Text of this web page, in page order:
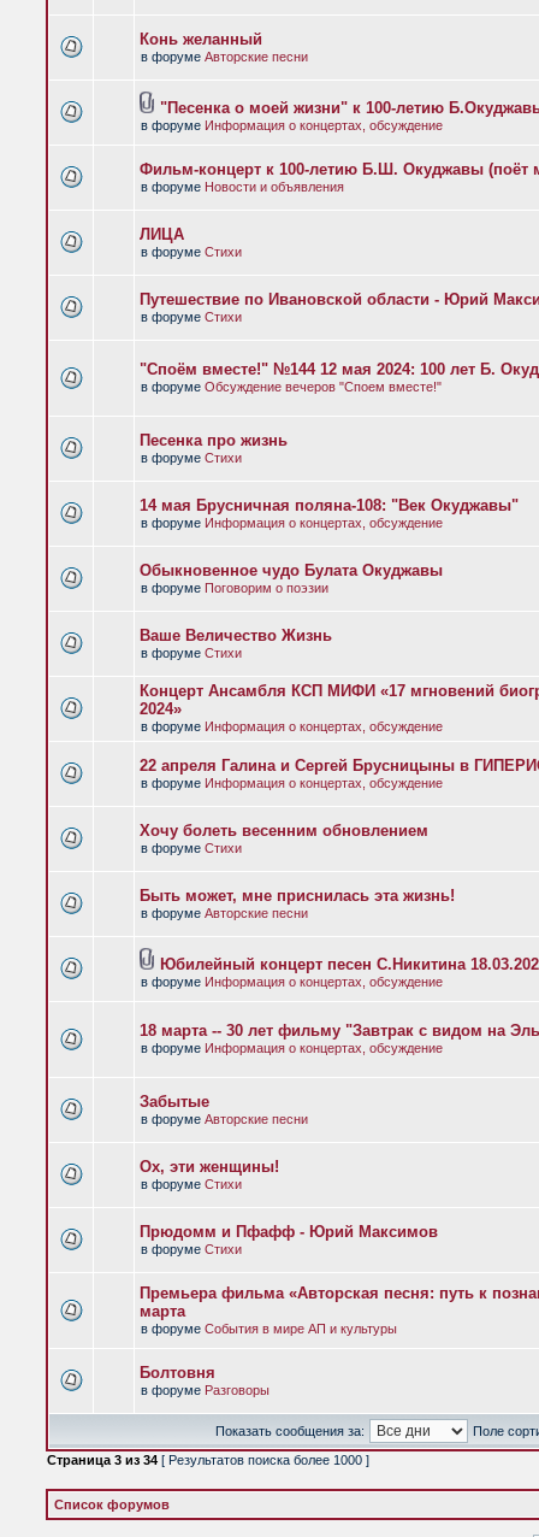
Конь желанный
в форуме Авторские песни
"Песенка о моей жизни" к 100-летию
в форуме Информация о концертах, обсуждение
Фильм-концерт к 100-летию Б.Ш. Окуджавы (поёт
в форуме Новости и объявления
ЛИЦА
в форуме Стихи
Путешествие по Ивановской области - Юрий
в форуме Стихи
"Споём вместе!" №144 12 мая 2024: 100 лет Б.
в форуме Обсуждение вечеров "Споем вместе!"
Песенка про жизнь
в форуме Стихи
14 мая Брусничная поляна-108: "Век Окуджавы"
в форуме Информация о концертах, обсуждение
Обыкновенное чудо Булата Окуджавы
в форуме Поговорим о поэзии
Ваше Величество Жизнь
в форуме Стихи
Концерт Ансамбля КСП МИФИ «17 мгновений
2024»
в форуме Информация о концертах, обсуждение
22 апреля Галина и Сергей Брусницыны в
в форуме Информация о концертах, обсуждение
Хочу болеть весенним обновлением
в форуме Стихи
Быть может, мне приснилась эта жизнь!
в форуме Авторские песни
Юбилейный концерт песен С.Никитина
в форуме Информация о концертах, обсуждение
18 марта -- 30 лет фильму "Завтрак с видом на
в форуме Информация о концертах, обсуждение
Забытые
в форуме Авторские песни
Ох, эти женщины!
в форуме Стихи
Прюдомм и Пфафф - Юрий Максимов
в форуме Стихи
Премьера фильма «Авторская песня: путь к
марта
в форуме События в мире АП и культуры
Болтовня
в форуме Разговоры
Показать сообщения за:
Поле
Страница 3 из 34 [ Результатов поиска более 1000 ]
Список форумов